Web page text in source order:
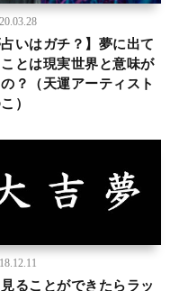
占いはガチ？】夢に出て
ことは現実世界と意味が
？（天運アーティスト
）
ることができたらラッ